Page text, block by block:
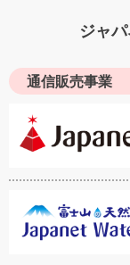
ジャ
通信販売事業